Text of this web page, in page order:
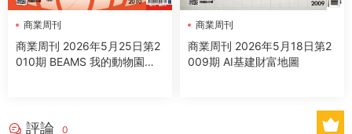
商業周刊
商業周刊 2026年5月25日第2
010期 BEAMS 我的動物園團
商業周刊
商業周刊 2026年5月18日第2
009期 AI基建財富地圖
評論 0